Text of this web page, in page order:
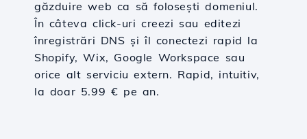
găzduire web ca să folosești domeniul.
În câteva click-uri creezi sau editezi
înregistrări DNS și îl conectezi rapid la
Shopify, Wix, Google Workspace sau
orice alt serviciu extern. Rapid, intuitiv,
la doar 5.99 € pe an.